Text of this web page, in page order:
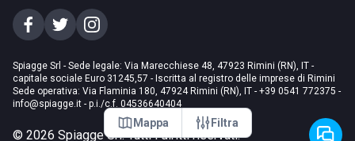
Mappa Filtra
Spiagge Srl - Sede legale: Via Marecchiese 48, 47923 Rimini (RN), IT -
capitale sociale Euro 31245,57 - Iscritta al registro delle imprese di Rimini
Sede operativa: Via Flaminia 180, 47924 Rimini (RN), IT - +39 0541 772375 -
info@spiagge.it - p.i./c.f. 04536640404
© 2026 Spiagge Srl. Tutti i diritti riservati.